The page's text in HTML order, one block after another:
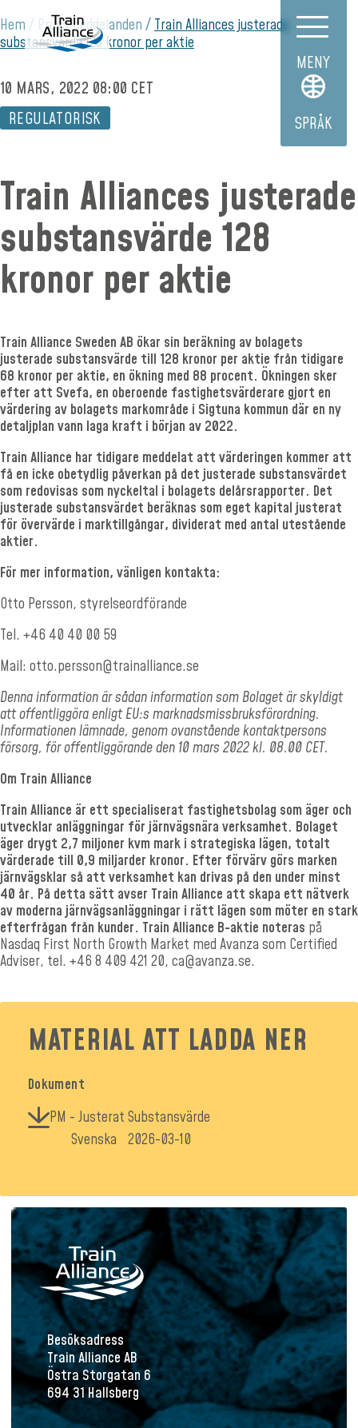
MENY
SPRÅK
Hem Pressmeddelanden
Train Alliances justerade
substansvärde 128 kronor per aktie
10 MARS, 2022 08:00 CET
REGULATORISK
Train Alliances justerade
substansvärde 128
kronor per aktie
Train Alliance Sweden AB ökar sin beräkning av bolagets
justerade substansvärde till 128 kronor per aktie från tidigare
68 kronor per aktie, en ökning med 88 procent. Ökningen sker
efter att Svefa, en oberoende fastighetsvärderare gjort en
värdering av bolagets markområde i Sigtuna kommun där en ny
detaljplan vann laga kraft i början av 2022.
Train Alliance har tidigare meddelat att värderingen kommer att
få en icke obetydlig påverkan på det justerade substansvärdet
som redovisas som nyckeltal i bolagets delårsrapporter. Det
justerade substansvärdet beräknas som eget kapital justerat
för övervärde i marktillgångar, dividerat med antal utestående
aktier.
För mer information, vänligen kontakta:
Otto Persson, styrelseordförande
Tel. +46 40 40 00 59
Mail: otto.persson@trainalliance.se
Denna information är sådan information som Bolaget är skyldigt
att offentliggöra enligt EU:s marknadsmissbruksförordning.
Informationen lämnade, genom ovanstående kontaktpersons
försorg, för offentliggörande den 10 mars 2022 kl. 08.00 CET.
Om Train Alliance
Train Alliance är ett specialiserat fastighetsbolag som äger och
utvecklar anläggningar för järnvägsnära verksamhet. Bolaget
äger drygt 2,7 miljoner kvm mark i strategiska lägen, totalt
värderade till 0,9 miljarder kronor. Efter förvärv görs marken
järnvägsklar så att verksamhet kan drivas på den under minst
40 år. På detta sätt avser Train Alliance att skapa ett nätverk
av moderna järnvägsanläggningar i rätt lägen som möter en stark
efterfrågan från kunder. Train Alliance B-aktie noteras på
Nasdaq First North Growth Market med Avanza som Certified
Adviser, tel. +46 8 409 421 20, ca@avanza.se.
MATERIAL ATT LADDA NER
Dokument
PM - Justerat Substansvärde
Svenska 2026-03-10
Besöksadress
Train Alliance AB
Östra Storgatan 6
694 31 Hallsberg